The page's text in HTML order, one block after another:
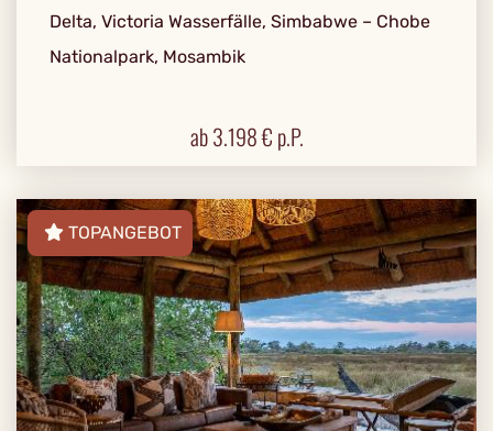
Delta, Victoria Wasserfälle, Simbabwe – Chobe
Nationalpark, Mosambik
ab3.198€ p.P.
TOPANGEBOT